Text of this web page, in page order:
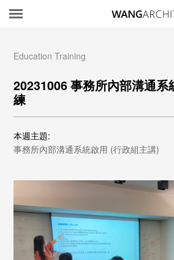
Education Training
20231006 事務所內部溝通系
練
本週主題:
事務所內部溝通系統啟用 (行政組主講)